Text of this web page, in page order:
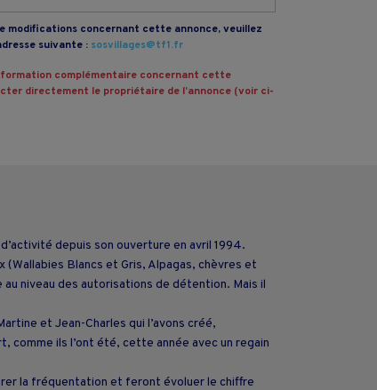
modifications concernant cette annonce, veuillez
suivante : sosvillages@tf1.fr
complémentaire concernant cette
directement le propriétaire de l’annonce (voir ci-
depuis son ouverture en avril 1994.
(Wallabies Blancs et Gris, Alpagas, chèvres et
niveau des autorisations de détention. Mais il
et Jean-Charles qui l’avons créé,
comme ils l’ont été, cette année avec un regain
la fréquentation et feront évoluer le chiffre